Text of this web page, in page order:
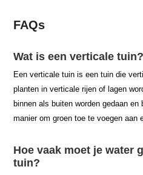
FAQs
Wat is een verticale tuin?
Een verticale tuin is een tuin die
planten in verticale rijen of lagen
binnen als buiten worden gedaan
manier om groen toe te voegen aan
Hoe vaak moet je water
tuin?